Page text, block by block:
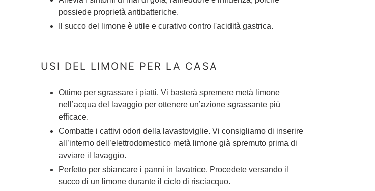
possiede proprietà antibatteriche.
Il succo del limone è utile e curativo contro l'acidità gastrica.
USI DEL LIMONE PER LA CASA
Ottimo per sgrassare i piatti. Vi basterà spremere metà limone
nell’acqua del lavaggio per ottenere un’azione sgrassante più
efficace.
Combatte i cattivi odori della lavastoviglie. Vi consigliamo di inserire
all’interno dell’elettrodomestico metà limone già spremuto prima di
avviare il lavaggio.
Perfetto per sbiancare i panni in lavatrice. Procedete versando il
succo di un limone durante il ciclo di risciacquo.